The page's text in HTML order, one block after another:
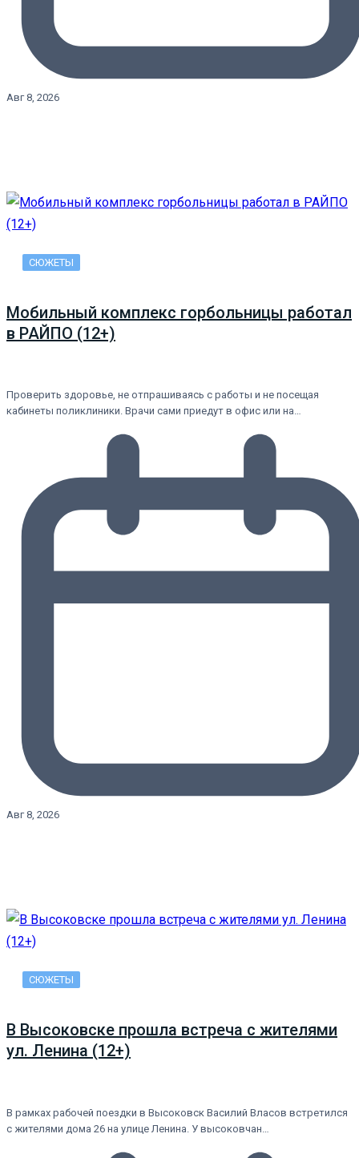
Авг 8, 2026
СЮЖЕТЫ
Мобильный комплекс горбольницы работал
в РАЙПО (12+)
Проверить здоровье, не отпрашиваясь с работы и не посещая
кабинеты поликлиники. Врачи сами приедут в офис или на…
Авг 8, 2026
СЮЖЕТЫ
В Высоковске прошла встреча с жителями
ул. Ленина (12+)
В рамках рабочей поездки в Высоковск Василий Власов встретился
с жителями дома 26 на улице Ленина. У высоковчан…